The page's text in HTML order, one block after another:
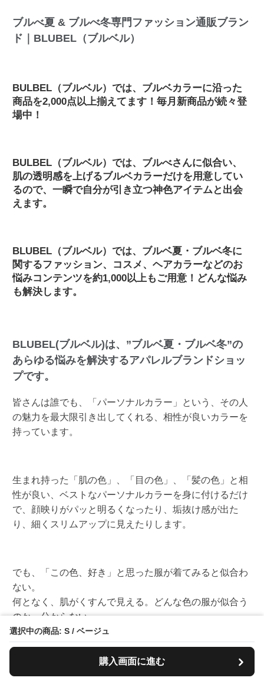
選択中の商品: S / ベージュ
購入画面に進む
ブルべ夏 & ブルべ冬専門ファッション通販ブラン
ド｜BLUBEL（ブルベル）
BULBEL（ブルベル）では、ブルベカラーに沿った
商品を2,000点以上揃えてます！毎月新商品が続々登
場中！
BULBEL（ブルベル）では、ブルべさんに似合い、
肌の透明感を上げるブルベカラーだけを用意してい
るので、一瞬で自分が引き立つ神色アイテムと出会
えます。
BLUBEL（ブルベル）では、ブルベ夏・ブルベ冬に
関するファッション、コスメ、ヘアカラーなどのお
悩みコンテンツを約1,000以上もご用意！どんな悩み
も解決します。
BLUBEL(ブルベル)は、”ブルベ夏・ブルベ冬”の
あらゆる悩みを解決するアパレルブランドショッ
プです。
皆さんは誰でも、「パーソナルカラー」という、その人
の魅力を最大限引き出してくれる、相性が良いカラーを
持っています。
生まれ持った「肌の色」、「目の色」、「髪の色」と相
性が良い、ベストなパーソナルカラーを身に付けるだけ
で、顔映りがパッと明るくなったり、垢抜け感が出た
り、細くスリムアップに見えたりします。
でも、「この色、好き」と思った服が着てみると似合わ
ない。
何となく、肌がくすんで見える。どんな色の服が似合う
のか、分からない。
という声を数多くいただきました。